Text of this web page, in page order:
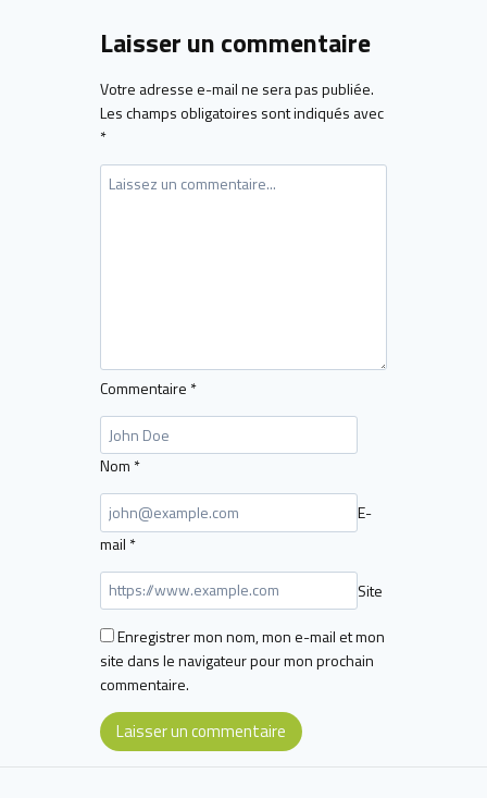
Laisser un commentaire
Votre adresse e-mail ne sera pas publiée.
Les champs obligatoires sont indiqués avec
*
Commentaire *
Nom *
E-
mail *
Site
Enregistrer mon nom, mon e-mail et mon
site dans le navigateur pour mon prochain
commentaire.